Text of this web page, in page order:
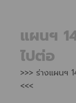
แผนฯ
ไปต่อ
>>> ร่างแผนฯ
<<<